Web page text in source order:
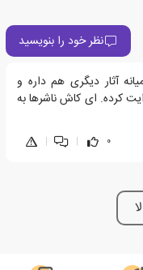
نظر خود را بنویسید
آثار دیگری هم داره و
کرده. ای کاش ناشرها به
0